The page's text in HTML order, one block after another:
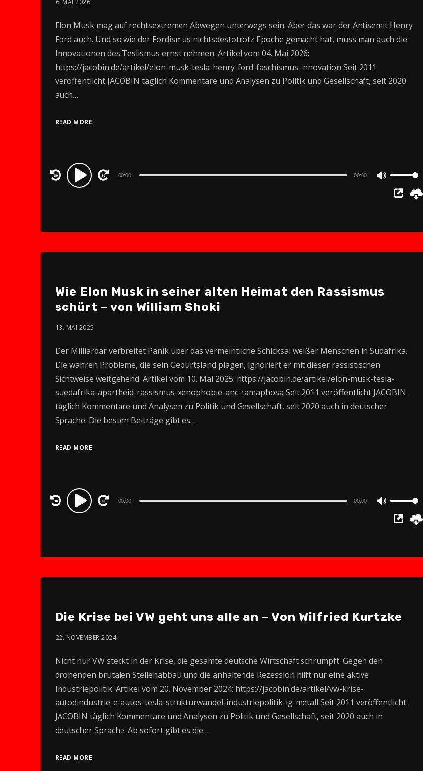
6. MAI 2026
Elon Musk mag auf rechtsextremen Abwegen unterwegs sein. Aber das war der Antisemit Henry
Ford auch. Und so wie der Fordismus nichtsdestotrotz Epoche gemacht hat, muss man auch die
Innovationen des Teslismus ernst nehmen. Artikel vom 04. Mai 2026:
https://jacobin.de/artikel/elon-musk-tesla-henry-ford-faschismus-innovation Seit 2011
veröffentlicht JACOBIN täglich Kommentare und Analysen zu Politik und Gesellschaft, seit 2020
auch…
READ MORE
Audio
Player
00:00 00:00
Up/Down
increase
Wie Elon Musk in seiner alten Heimat den Rassismus
schürt – von William Shoki
13. MAI 2025
Der Milliardär verbreitet Panik über das vermeintliche Schicksal weißer Menschen in Südafrika.
Die wahren Probleme, die sein Geburtsland plagen, ignoriert er mit dieser rassistischen
Sichtweise weitgehend. Artikel vom 10. Mai 2025: https://jacobin.de/artikel/elon-musk-tesla-
suedafrika-apartheid-rassismus-xenophobie-anc-ramaphosa Seit 2011 veröffentlicht JACOBIN
täglich Kommentare und Analysen zu Politik und Gesellschaft, seit 2020 auch in deutscher
Sprache. Die besten Beiträge gibt es…
READ MORE
Audio
Player
00:00 00:00
Up/Down
increase
volume.
Die Krise bei VW geht uns alle an – Von Wilfried Kurtzke
22. NOVEMBER 2024
Nicht nur VW steckt in der Krise, die gesamte deutsche Wirtschaft schrumpft. Gegen den
drohenden brutalen Stellenabbau und die anhaltende Rezession hilft nur eine aktive
Industriepolitik. Artikel vom 20. November 2024: https://jacobin.de/artikel/vw-krise-
autodindustrie-e-autos-tesla-strukturwandel-industriepolitik-ig-metall Seit 2011 veröffentlicht
JACOBIN täglich Kommentare und Analysen zu Politik und Gesellschaft, seit 2020 auch in
deutscher Sprache. Ab sofort gibt es die…
READ MORE